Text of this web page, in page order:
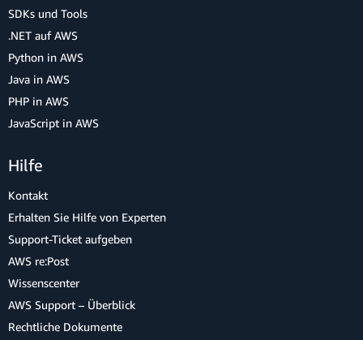
SDKs und Tools
.NET auf AWS
Python in AWS
Java in AWS
PHP in AWS
JavaScript in AWS
Hilfe
Kontakt
Erhalten Sie Hilfe von Experten
Support-Ticket aufgeben
AWS re:Post
Wissenscenter
AWS Support – Überblick
Rechtliche Dokumente